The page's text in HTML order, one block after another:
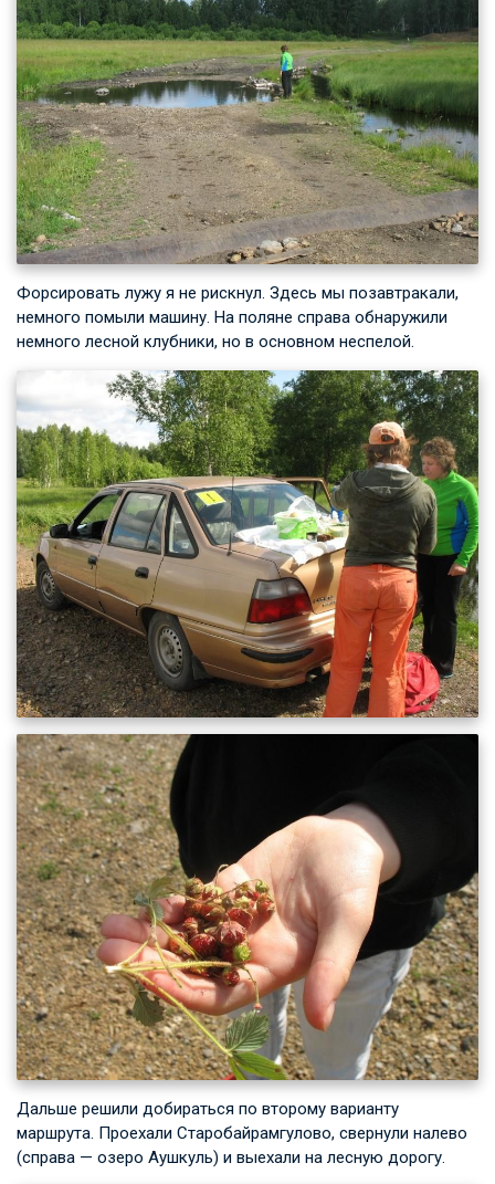
Форсировать лужу я не рискнул. Здесь мы позавтракали,
немного помыли машину. На поляне справа обнаружили
немного лесной клубники, но в основном неспелой.
Дальше решили добираться по второму варианту
маршрута. Проехали Старобайрамгулово, свернули налево
(справа — озеро Аушкуль) и выехали на лесную дорогу.